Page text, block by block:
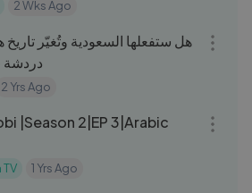
2 Wks Ago
هل ستفعلها السعودية وتُغيّر تاريخ
2 Yrs Ago
|Season 2|EP 3|Arabic
1 Yrs Ago